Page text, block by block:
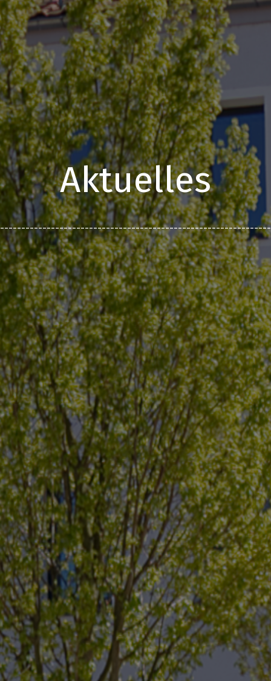
Aktuelles